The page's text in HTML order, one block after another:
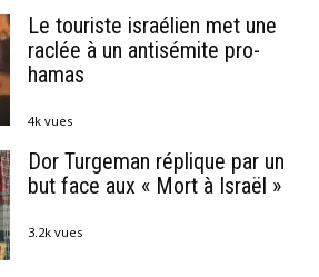
Le touriste israélien met une
raclée à un antisémite pro-
hamas
4k vues
Dor Turgeman réplique par un
but face aux « Mort à Israël »
3.2k vues